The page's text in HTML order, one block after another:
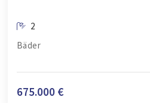
2
Bäder
675.000 €